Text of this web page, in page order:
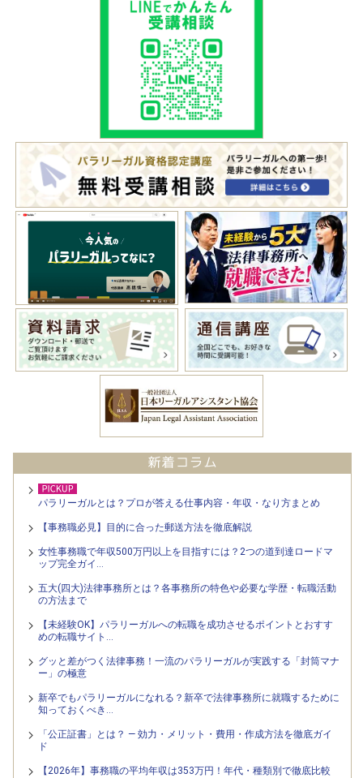
パラリーガルとは？プロが答える仕事内容・年収・なり方まとめ
【事務職必見】目的に合った郵送方法を徹底解説
女性事務職で年収500万円以上を目指すには？2つの道到達ロードマ
ップ完全ガイ…
五大(四大)法律事務所とは？各事務所の特色や必要な学歴・転職活動
の方法まで
【未経験OK】パラリーガルへの転職を成功させるポイントとおすす
めの転職サイト…
グッと差がつく法律事務！一流のパラリーガルが実践する「封筒マナ
ー」の極意
新卒でもパラリーガルになれる？新卒で法律事務所に就職するために
知っておくべき…
「公正証書」とは？ — 効力・メリット・費用・作成方法を徹底ガイ
ド
【2026年】事務職の平均年収は353万円！年代・種類別で徹底比較